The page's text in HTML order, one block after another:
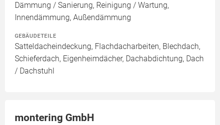
Dämmung / Sanierung, Reinigung / Wartung,
Innendämmung, Außendämmung
GEBÄUDETEILE
Satteldacheindeckung, Flachdacharbeiten, Blechdach,
Schieferdach, Eigenheimdächer, Dachabdichtung, Dach
/ Dachstuhl
montering GmbH